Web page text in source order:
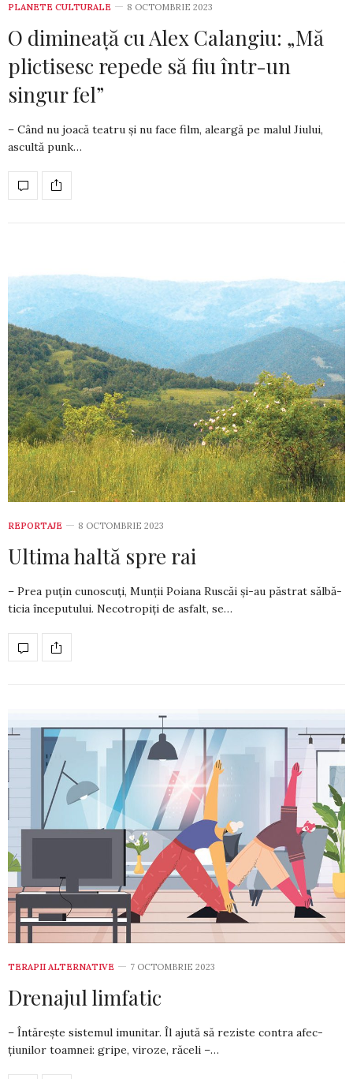
PLANETE CULTURALE 8 OCTOMBRIE 2023
O dimineață cu Alex Calangiu: „Mă
plictisesc repede să fiu într-un
singur fel”
– Când nu joacă teatru și nu face film, aleargă pe malul Jiului,
ascultă punk…
REPORTAJE 8 OCTOMBRIE 2023
Ultima haltă spre rai
– Prea puțin cunoscuți, Munții Po­iana Ruscăi și-au păstrat sălbă­
ti­cia începutului. Necotropiți de as­falt, se…
TERAPII ALTERNATIVE 7 OCTOMBRIE 2023
Drenajul limfatic
– Întărește sistemul imunitar. Îl ajută să reziste contra afec­
țiunilor toamnei: gripe, viroze, răceli –…